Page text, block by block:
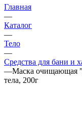
Главная
—
Каталог
—
Тело
—
Средства для бани и
—Маска очищающая
тела, 200г